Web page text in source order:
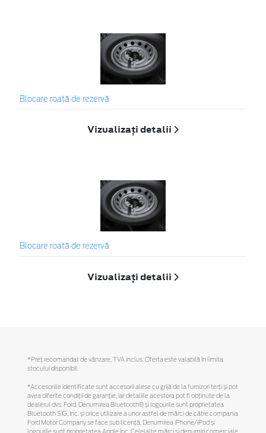
Blocare roată de rezervă
Vizualizați detalii
Blocare roată de rezervă
Vizualizați detalii
*Preţ recomandat de vânzare, TVA inclus. Oferta este valabilă în limita
stocului disponibil.
*Accesoriile identificate sunt accesorii alese cu grijă de la furnizori terți și pot
avea diferite condiții de garanție, iar detaliile acestora pot fi obținute de la
dealerul dvs. Ford. Denumirea Bluetooth® și logourile sunt proprietatea
Bluetooth SIG, Inc. și orice utilizare a unor astfel de mărci de către compania
Ford Motor Company se face sub licență. Denumirea iPhone/iPod și
logourile sunt proprietatea Apple Inc. Celelalte mărci și denumiri comerciale